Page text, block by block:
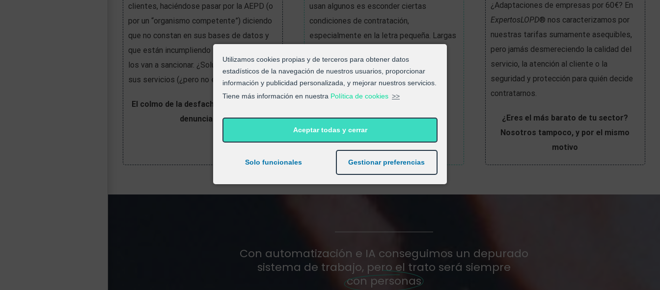
Utilizamos cookies propias y de terceros para obtener datos
estadísticos de la navegación de nuestros usuarios, proporcionar
información y publicidad personalizada, y mejorar nuestros servicios.
Tiene más información en nuestra Política de cookies >>
Aceptar todas y cerrar
Solo funcionales Gestionar preferencias
clientes, haciéndose pasar por la AEPD (o
por un “organismo competente”) diciendo
que no constan en sus bases de datos y
que están incumpliendo la normativa, que
los van a sancionar. ¿Solución? Contratar
sus servicios (¿pero no eran la AEPD?)
El colmo de la desfachatez (y, además,
denunciable)
usan algunos es esconder ciertas
condiciones de contratación,
especialmente en la letra pequeña. Largas
penalizaciones si te quieres cambiar de
empresa, obligación de contratar otros
servicios…
Mucho ojo con lo que firmas
¿Adaptaciones de empresas por 60€? En
ExpertosLOPD® nos caracterizamos por
nuestras tarifas sumamente asequibles,
pero jamás desmereciendo la calidad del
servicio, la atención al cliente o la
seguridad y protección para quién decide
contratarnos.
¿Eres el más barato de tu sector?
Nosotros tampoco, y por el mismo
motivo
Con automatización e IA conseguimos un depurado
sistema de trabajo, pero el trato será siempre
con personas